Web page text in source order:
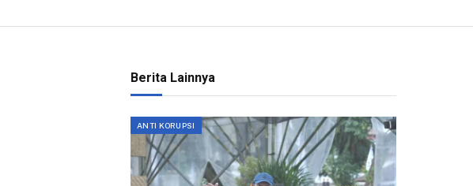
Berita Lainnya
ANTI KORUPSI